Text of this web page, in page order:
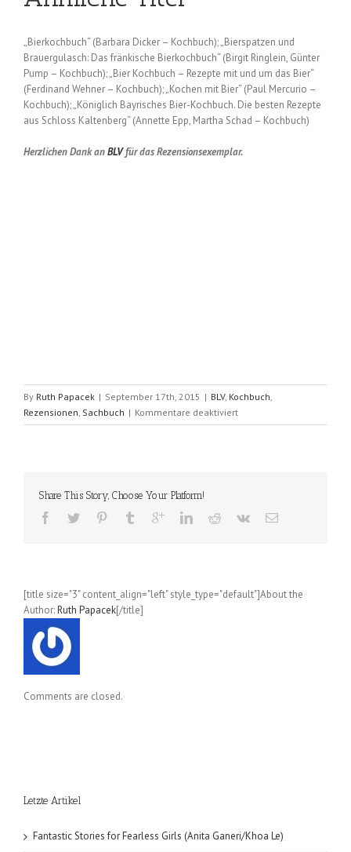
„Bierkochbuch“ (Barbara Dicker – Kochbuch); „Bierspatzen und
Brauergulasch: Das fränkische Bierkochbuch“ (Birgit Ringlein, Günter
Pump – Kochbuch); „Bier Kochbuch – Rezepte mit und um das Bier“
(Ferdinand Wehner – Kochbuch); „Kochen mit Bier“ (Paul Mercurio –
Kochbuch); „Königlich Bayrisches Bier-Kochbuch. Die besten Rezepte
aus Schloss Kaltenberg“ (Annette Epp, Martha Schad – Kochbuch)
Herzlichen Dank anBLVfür das Rezensionsexemplar.
By Ruth Papacek | September 17th, 2015 | BLV, Kochbuch
Rezensionen Sachbuch | Kommentare deaktiviertfür
Das
Priller-
Share This Story, Choose Your Platform!
[title size="3" content_align="left" style_type="default"]About the
Author:Ruth Papacek[/title]
Comments are closed.
Letzte Artikel
Fantastic Stories for Fearless Girls (Anita Ganeri/Khoa Le)